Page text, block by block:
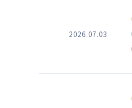
2026.07.03